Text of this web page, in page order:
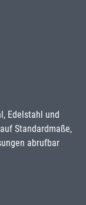
Edelstahl und
Standardmaße,
abrufbar